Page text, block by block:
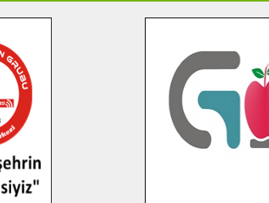
İlçe Jandarma
Bertiz’in Yeni